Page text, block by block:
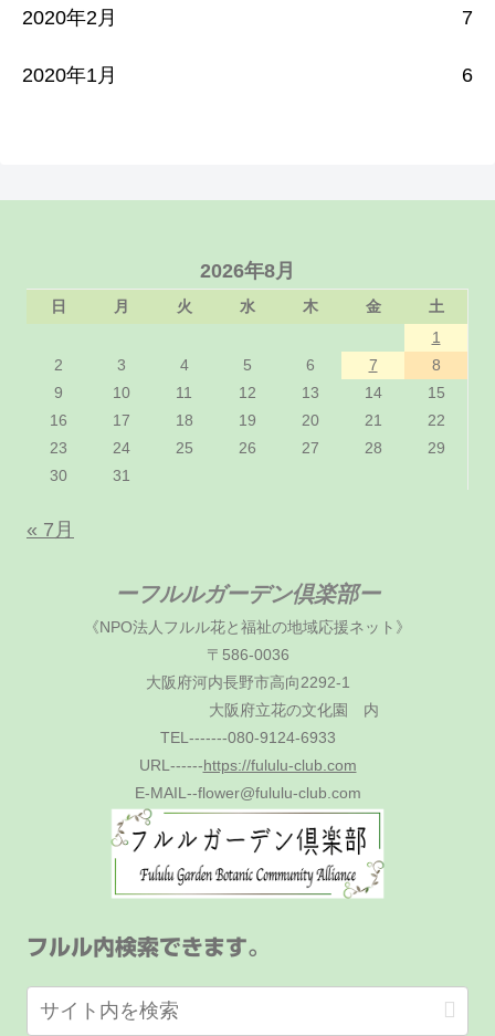
2020年2月 7
2020年1月 6
2026年8月
日 月 火 水 木 金
土
1
2
3 4 5 6 7
8
9
10 11 12 13 14
15
16
17 18 19 20 21
22
23
24 25 26 27 28
29
30
31
« 7月
ーフルルガーデン倶楽部ー
《NPO法人フルル花と福祉の地域応援ネット》
〒586-0036
大阪府河内長野市高向2292-1
大阪府立花の文化園 内
TEL-------080-9124-6933
URL------https://fululu-club.com
E-MAIL--flower@fululu-club.com
フルル内検索できます。